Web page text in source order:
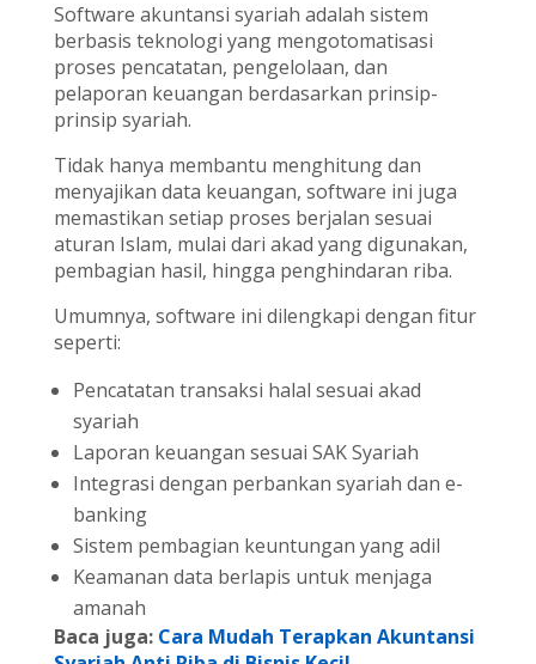
Software akuntansi syariah adalah sistem
berbasis teknologi yang mengotomatisasi
proses pencatatan, pengelolaan, dan
pelaporan keuangan berdasarkan prinsip-
prinsip syariah.
Tidak hanya membantu menghitung dan
menyajikan data keuangan, software ini juga
memastikan setiap proses berjalan sesuai
aturan Islam, mulai dari akad yang digunakan,
pembagian hasil, hingga penghindaran riba.
Umumnya, software ini dilengkapi dengan fitur
seperti:
Pencatatan transaksi halal sesuai akad
syariah
Laporan keuangan sesuai SAK Syariah
Integrasi dengan perbankan syariah dan e-
banking
Sistem pembagian keuntungan yang adil
Keamanan data berlapis untuk menjaga
amanah
Baca juga: Cara Mudah Terapkan Akuntansi